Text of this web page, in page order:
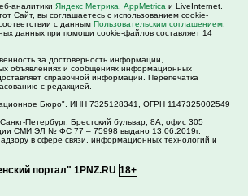
аналитики Яндекс Метрика AppMetrica и LiveInternet.
Сайт, вы соглашаетесь с использованием cookie-
с данным Пользовательским соглашением
данных при помощи cookie-файлов составляет 14
за достоверность информации,
объявлениях и сообщениях информационных
справочной информации. Перепечатка
с редакцией.
Бюро". ИНН 7325128341, ОГРН 1147325002549
Санкт-Петербург, Брестский бульвар, 8А, офис 305
СМИ ЭЛ № ФС 77 – 75998 выдано 13.06.2019г.
в сфере связи, информационных технологий и
портал" 1PNZ.RU 18+